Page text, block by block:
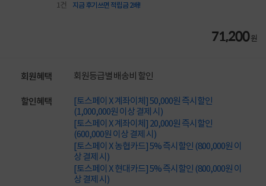
1건 지금 후기쓰면 적립금 2배!
71,200원
회원혜택 회원등급별 배송비 할인
할인혜택
[토스페이 X 계좌이체] 50,000원 즉시할인
(1,000,000원 이상 결제 시)
[토스페이 X 계좌이체] 20,000원 즉시할인
(600,000원 이상 결제 시)
[토스페이 X 농협카드] 5% 즉시할인 (800,000원 이
상 결제 시)
[토스페이 X 현대카드] 5% 즉시할인 (800,000원 이
상 결제 시)